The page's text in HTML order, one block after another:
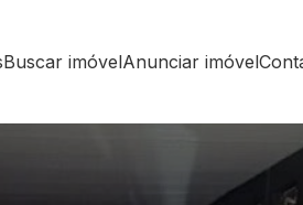
Buscar imóvelAnunciar imóvel